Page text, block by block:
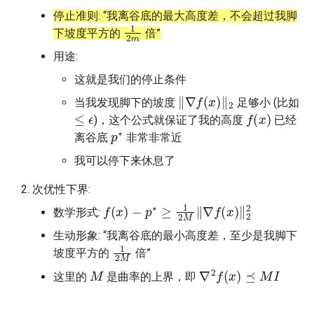
停止准则: “我离谷底的最大高度差，不会超过我脚
下坡度平方的
12
m
倍”
用途:
这就是我们的停止条件
当我发现脚下的坡度
‖∇f (x ‖2
足够小 (比如
≤ϵ
)，这个公式就保证了我的高度
f(x )
已经
离谷底
p∗
非常非常近
我可以停下来休息了
次优性下界:
数学形式:
f(x − ≥ 1 M‖ ∇f(x )‖2 2
生动形象: “我离谷底的最小高度差，至少是我脚下
坡度平方的
12 M
倍”
这里的
M
是曲率的上界，即
∇2 f( x ⪯ I